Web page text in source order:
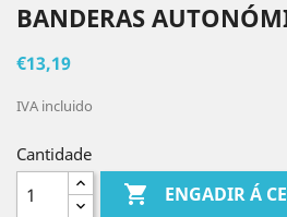
BANDERAS
€13,19
IVA incluido
Cantidade
 ENGADIR Á